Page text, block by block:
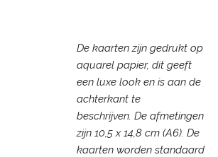
De kaarten zijn gedrukt op
aquarel papier, dit geeft
een luxe look en is aan de
achterkant te
beschrijven. De afmetingen
zijn 10,5 x 14,8 cm (A6). De
kaarten worden standaard